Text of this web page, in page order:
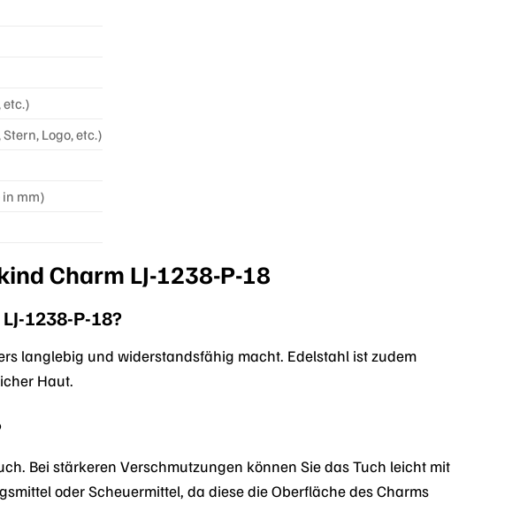
etc.)
Logo, etc.)
in mm)
Charm LJ-1238-P-18
1238-P-18?
langlebig und widerstandsfähig macht. Edelstahl ist zudem
Haut.
Bei stärkeren Verschmutzungen können Sie das Tuch leicht mit
oder Scheuermittel, da diese die Oberfläche des Charms